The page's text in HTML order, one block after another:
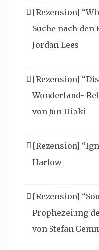
[Rezension]
Suche nach
Jordan Lees
[Rezension]
Wonderland-
von Jun Hioki
[Rezension]
Harlow
[Rezension]
Prophezeiung
von Stefan